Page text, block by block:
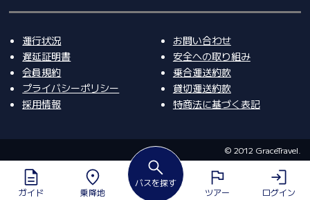
ガイド 乗降地
バスを探す
ツアー ログイン
運行状況
遅延証明書
会員規約
プライバシーポリシー
採用情報
お問い合わせ
安全への取り組み
乗合運送約款
貸切運送約款
特商法に基づく表記
©️ 2012 GraceTravel.